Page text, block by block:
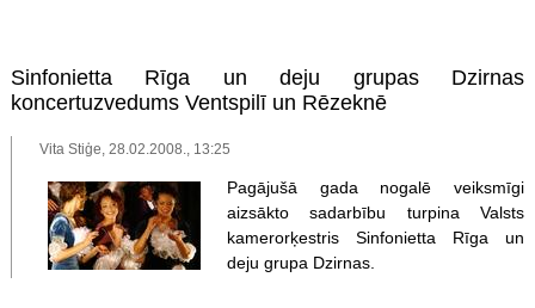
Sinfonietta Rīga un deju grupas Dzirnas
koncertuzvedums Ventspilī un Rēzeknē
Vita Stiģe, 28.02.2008., 13:25
Pagājušā gada nogalē veiksmīgi
aizsākto sadarbību turpina Valsts
kamerorķestris Sinfonietta Rīga un
deju grupa Dzirnas.